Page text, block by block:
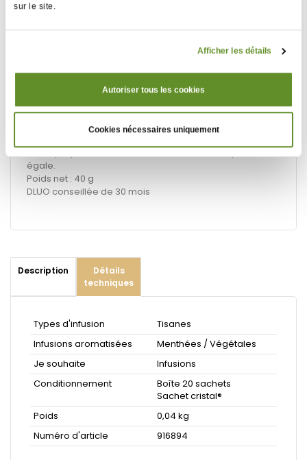
sur le site.
Afficher les détails
Autoriser tous les cookies
Cookies nécessaires uniquement
Temps d'infusion conseillé
5 min
Température d'eau conseillée
95°C
Boîte contenant 20 sachets Cristal®. La texture, proche
celle que procurent des infusions en vrac de qualité
égale.
Poids net : 40 g
DLUO conseillée de 30 mois
Description
Détails
techniques
Types d'infusion
Tisanes
Infusions aromatisées
Menthées / Végétales
Je souhaite
Infusions
Conditionnement
Boîte 20 sachets
Sachet cristal®
Poids
0,04 kg
Numéro d'article
916894